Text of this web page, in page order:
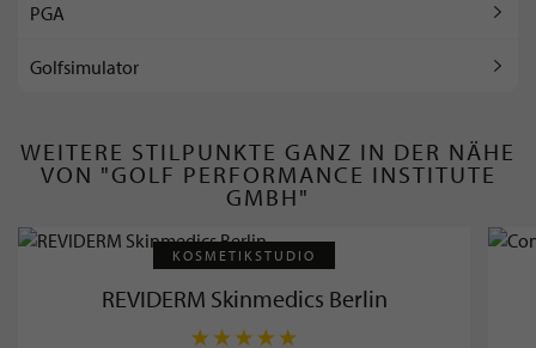
PGA
Golfsimulator
WEITERE STILPUNKTE GANZ IN DER NÄHE
VON "GOLF PERFORMANCE INSTITUTE
GMBH"
KOSMETIKSTUDIO
REVIDERM Skinmedics Berlin